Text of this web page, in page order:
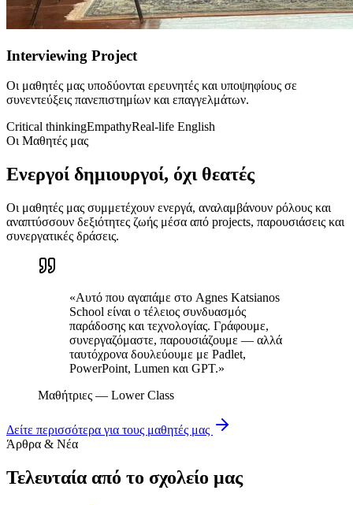
Interviewing Project
Οι μαθητές μας υποδύονται ερευνητές και υποψηφίους σε
συνεντεύξεις πανεπιστημίων και επαγγελμάτων.
Critical thinkingEmpathyReal-life English
Οι Μαθητές μας
Ενεργοί δημιουργοί, όχι θεατές
Οι μαθητές μας συμμετέχουν ενεργά, αναλαμβάνουν ρόλους και
αναπτύσσουν δεξιότητες ζωής μέσα από projects, παρουσιάσεις και
συνεργατικές δράσεις.
«Αυτό που αγαπάμε στο Agnes Katsianos
School είναι ο τέλειος συνδυασμός
παράδοσης και τεχνολογίας. Γράφουμε,
συνεργαζόμαστε, παρουσιάζουμε — αλλά
ταυτόχρονα δουλεύουμε με Padlet,
PowerPoint, Lumen και GPT.»
Μαθήτριες — Lower Class
Δείτε περισσότερα για τους μαθητές μας
Άρθρα & Νέα
Τελευταία από το σχολείο μας